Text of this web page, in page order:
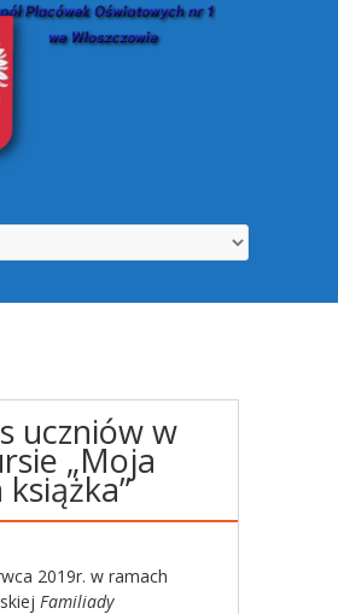
uczniów w
„Moja
2019r. w ramach
Familiady